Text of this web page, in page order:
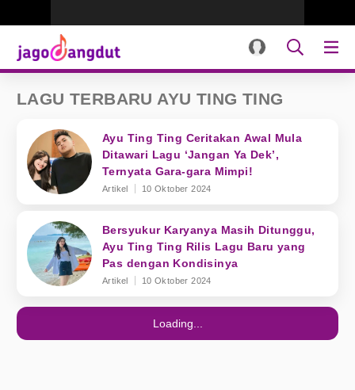
LAGU TERBARU AYU TING TING
Ayu Ting Ting Ceritakan Awal Mula
Ditawari Lagu ‘Jangan Ya Dek’,
Ternyata Gara-gara Mimpi!
Artikel 10 Oktober 2024
Bersyukur Karyanya Masih Ditunggu,
Ayu Ting Ting Rilis Lagu Baru yang
Pas dengan Kondisinya
Artikel 10 Oktober 2024
Loading...